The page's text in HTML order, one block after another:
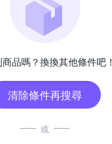
品嗎？換換其他條件吧！
清除條件再搜尋
或